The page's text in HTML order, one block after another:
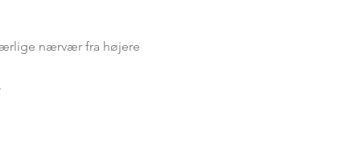
nærvær fra højere